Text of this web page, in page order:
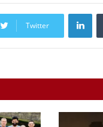
Twitter